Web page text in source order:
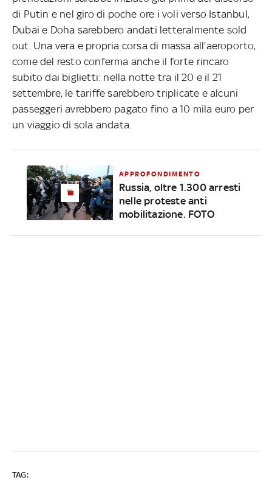
di Putin e nel giro di poche ore i voli verso Istanbul,
Dubai e Doha sarebbero andati letteralmente sold
out. Una vera e propria corsa di massa all’aeroporto,
come del resto conferma anche il forte rincaro
subito dai biglietti: nella notte tra il 20 e il 21
settembre, le tariffe sarebbero triplicate e alcuni
passeggeri avrebbero pagato fino a 10 mila euro per
un viaggio di sola andata.
APPROFONDIMENTO
Russia, oltre 1.300 arresti
nelle proteste anti
mobilitazione. FOTO
TAG: